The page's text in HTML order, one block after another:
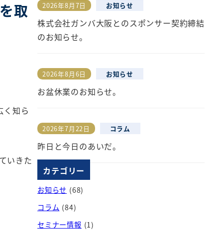
取
く知ら
いきた
株式会社ガンバ大阪とのスポンサー契約締結
のお知らせ。
投稿日
2026年8月7日 お知らせ
お盆休業のお知らせ。
投稿日
2026年8月6日 お知らせ
昨日と今日のあいだ。
投稿日
2026年7月22日 コラム
カテゴリー
お知らせ (68)
コラム (84)
セミナー情報 (1)